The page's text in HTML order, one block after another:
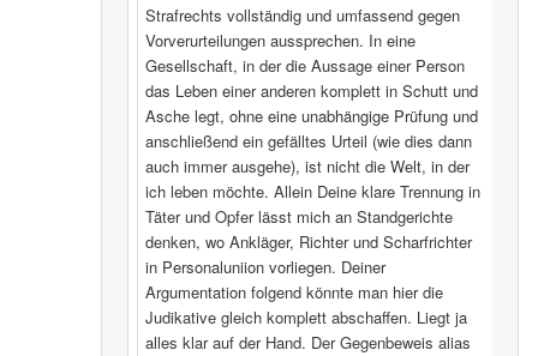
Strafrechts vollständig und umfassend gegen
Vorverurteilungen aussprechen. In eine
Gesellschaft, in der die Aussage einer Person
das Leben einer anderen komplett in Schutt und
Asche legt, ohne eine unabhängige Prüfung und
anschließend ein gefälltes Urteil (wie dies dann
auch immer ausgehe), ist nicht die Welt, in der
ich leben möchte. Allein Deine klare Trennung in
Täter und Opfer lässt mich an Standgerichte
denken, wo Ankläger, Richter und Scharfrichter
in Personaluniion vorliegen. Deiner
Argumentation folgend könnte man hier die
Judikative gleich komplett abschaffen. Liegt ja
alles klar auf der Hand. Der Gegenbeweis alias